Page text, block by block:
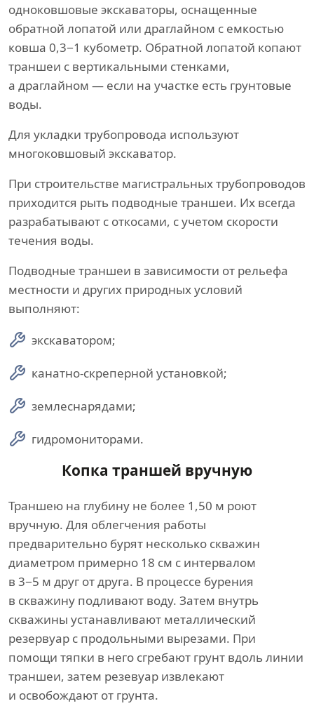
одноковшовые экскаваторы, оснащенные
обратной лопатой или драглайном с емкостью
ковша 0,3−1 кубометр. Обратной лопатой копают
траншеи с вертикальными стенками,
а драглайном — если на участке есть грунтовые
воды.
Для укладки трубопровода используют
многоковшовый экскаватор.
При строительстве магистральных трубопроводов
приходится рыть подводные траншеи. Их всегда
разрабатывают с откосами, с учетом скорости
течения воды.
Подводные траншеи в зависимости от рельефа
местности и других природных условий
выполняют:
экскаватором;
канатно-скреперной установкой;
землеснарядами;
гидромониторами.
Копка траншей вручную
Траншею на глубину не более 1,50 м роют
вручную. Для облегчения работы
предварительно бурят несколько скважин
диаметром примерно 18 см с интервалом
в 3−5 м друг от друга. В процессе бурения
в скважину подливают воду. Затем внутрь
скважины устанавливают металлический
резервуар с продольными вырезами. При
помощи тяпки в него сгребают грунт вдоль линии
траншеи, затем резевуар извлекают
и освобождают от грунта.